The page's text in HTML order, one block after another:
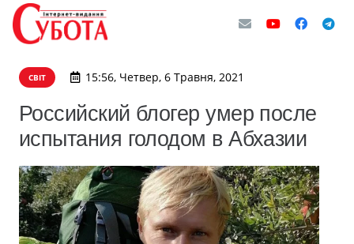
СВІТ 15:56, Четвер, 6 Травня, 2021
Российский блогер умер после
испытания голодом в Абхазии